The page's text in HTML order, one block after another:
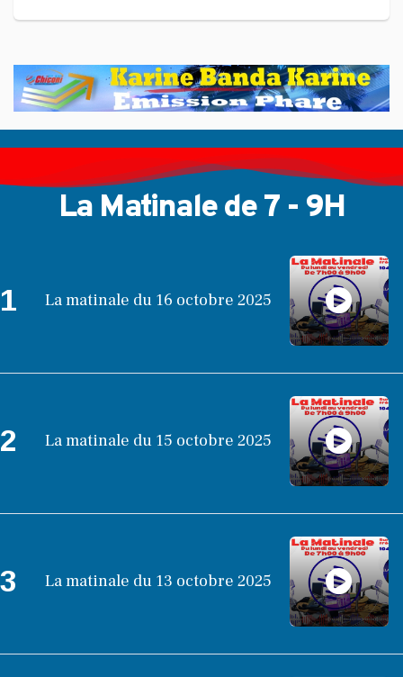
La Matinale de 7 - 9H
1 La matinale du 16 octobre 2025
2 La matinale du 15 octobre 2025
3 La matinale du 13 octobre 2025